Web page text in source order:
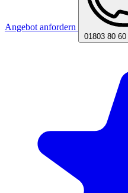
Angebot anfordern
01803 80 60